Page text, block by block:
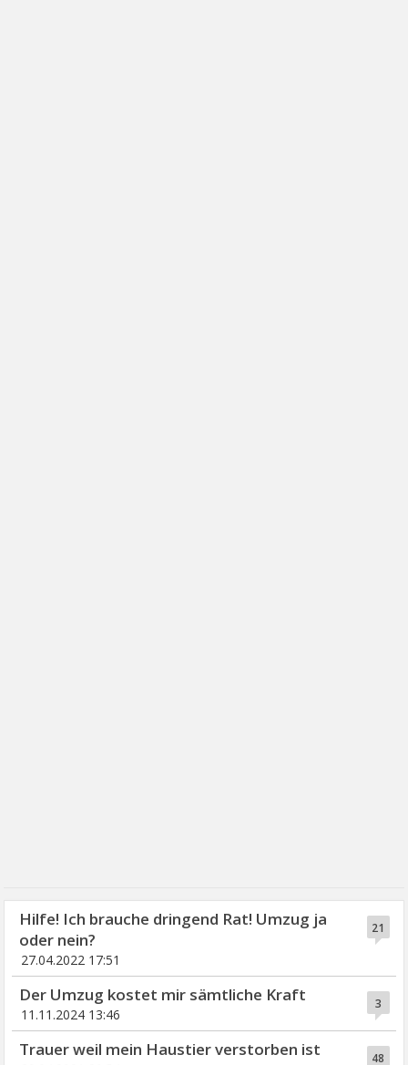
21
Hilfe! Ich brauche dringend Rat! Umzug ja
oder nein?
27.04.2022 17:51
3
Der Umzug kostet mir sämtliche Kraft
11.11.2024 13:46
48
Trauer weil mein Haustier verstorben ist